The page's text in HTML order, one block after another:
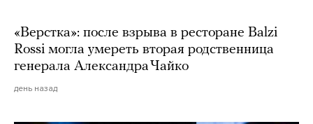
«Верстка»: после взрыва в ресторане Balzi
Rossi могла умереть вторая родственница
генерала Александра Чайко
день назад